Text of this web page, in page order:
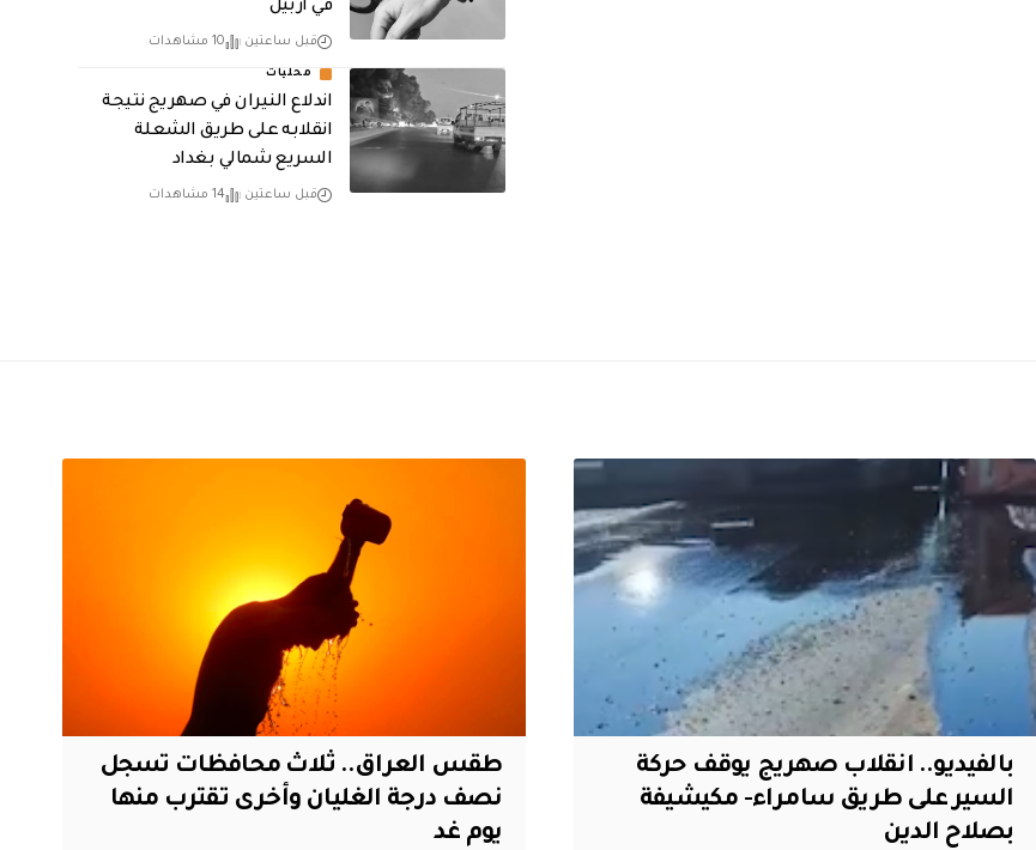
في أربيل
قبل ساعتين 10 مشاهدات
محليات
اندلاع النيران في صهريج نتيجة
انقلابه على طريق الشعلة
السريع شمالي بغداد
قبل ساعتين 14 مشاهدات
بالفيديو.. انقلاب صهريج يوقف حركة
السير على طريق سامراء- مكيشيفة
بصلاح الدين
طقس العراق.. ثلاث محافظات تسجل
نصف درجة الغليان وأخرى تقترب منها
يوم غد